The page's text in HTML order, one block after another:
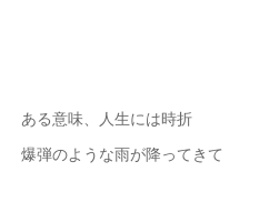
ある意味、人生には時折
爆弾のような雨が降ってきて